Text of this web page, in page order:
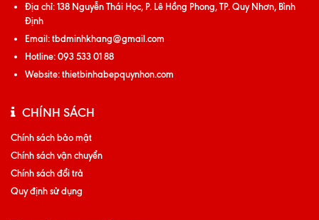
Địa chỉ:138 Nguyễn Thái Học, P. Lê Hồng Phong, TP. Quy Nhơn, Bình
Định
Email:tbdminhkhang@gmail.com
Hotline:093 533 01 88
Website:thietbinhabepquynhon.com
CHÍNH SÁCH
Chính sách bảo mật
Chính sách vận chuyển
Chính sách đổi trả
Quy định sử dụng